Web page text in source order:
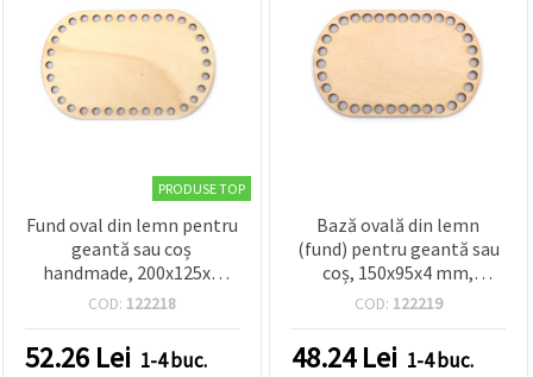
PRODUSE TOP
Fund oval din lemn pentru
geantă sau coș
handmade, 200x125x4
mm, găuri 8 mm, culoare
COD: 122218
52.26 Lei 1-4 buc.
Bază ovală din lemn
(fund) pentru geantă sau
coș, 150x95x4 mm,
diametrul găurilor: 8 mm,
COD: 122219
48.24Lei 1-4 buc.